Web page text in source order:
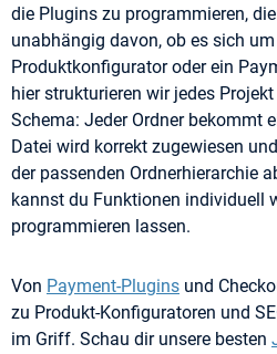
die Plugins zu programmieren,
unabhängig davon, ob es sich um
Produktkonfigurator oder ein
hier strukturieren wir jedes
Schema: Jeder Ordner bekommt
Datei wird korrekt zugewiesen
der passenden Ordnerhierarchie
kannst du Funktionen individuell
programmieren lassen.
Von Payment-Plugins und
zu Produkt-Konfiguratoren und
im Griff. Schau dir unsere besten